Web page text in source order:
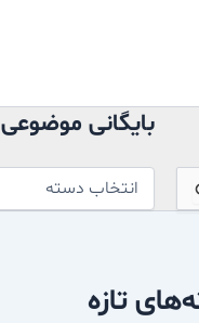
بایگانی موضوعی
تازه